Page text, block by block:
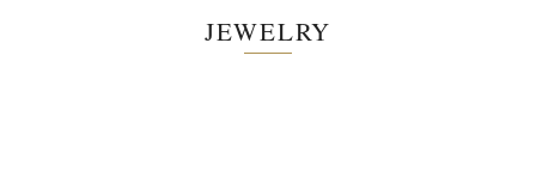
JEWELRY